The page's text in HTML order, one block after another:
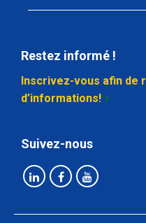
Restez informé !
Inscrivez-vous afin de
d’informations!
Suivez-nous